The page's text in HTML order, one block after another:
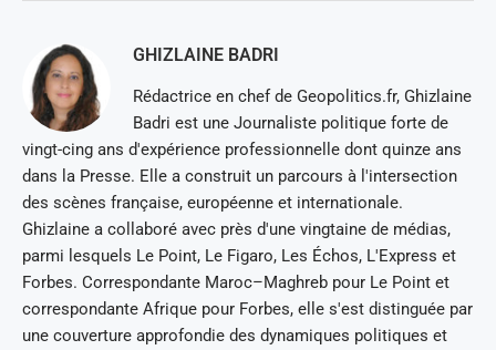
GHIZLAINE BADRI
Rédactrice en chef de Geopolitics.fr, Ghizlaine
Badri est une Journaliste politique forte de
vingt-cing ans d'expérience professionnelle dont quinze ans
dans la Presse. Elle a construit un parcours à l'intersection
des scènes française, européenne et internationale.
Ghizlaine a collaboré avec près d'une vingtaine de médias,
parmi lesquels Le Point, Le Figaro, Les Échos, L'Express et
Forbes. Correspondante Maroc–Maghreb pour Le Point et
correspondante Afrique pour Forbes, elle s'est distinguée par
une couverture approfondie des dynamiques politiques et